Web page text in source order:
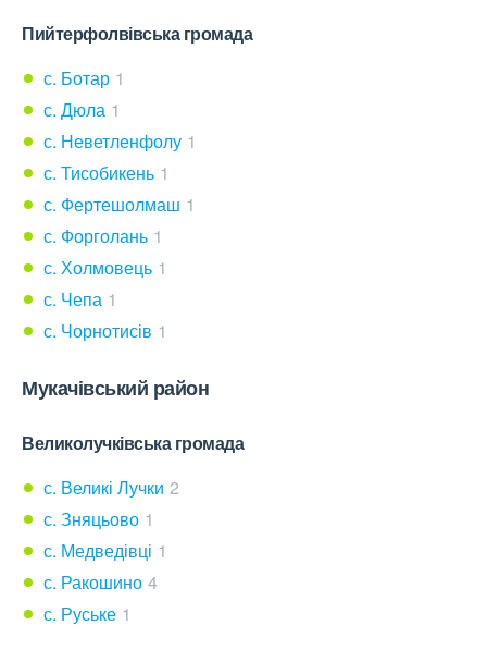
Пийтерфолвівська громада
с. Ботар 1
с. Дюла 1
с. Неветленфолу 1
с. Тисобикень 1
с. Фертешолмаш 1
с. Форголань 1
с. Холмовець 1
с. Чепа 1
с. Чорнотисів 1
Мукачівський район
Великолучківська громада
с. Великі Лучки 2
с. Зняцьово 1
с. Медведівці 1
с. Ракошино 4
с. Руське 1